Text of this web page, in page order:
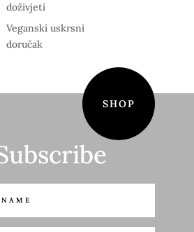
doživjeti
Veganski uskrsni
doručak
SHOP